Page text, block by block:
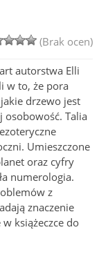
(Brak ocen)
autorstwa Elli
w to, że pora
drzewo jest
osobowość. Talia
Umieszczone
oraz cyfry
numerologia.
z
znaczenie
książeczce do